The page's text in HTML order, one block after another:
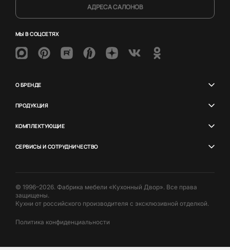
АДРЕСА САЛОНОВ
МЫ В СОЦСЕТЯХ
О БРЕНДЕ
ПРОДУКЦИЯ
КОМПЛЕКТУЮЩИЕ
СЕРВИСЫ И СОТРУДНИЧЕСТВО
© 1996–2026. Фабрика мебели «Кухонный Двор». Все права
защищены.
Кухни от российского производителя с эксклюзивной отделкой.
Политика конфиденциальности